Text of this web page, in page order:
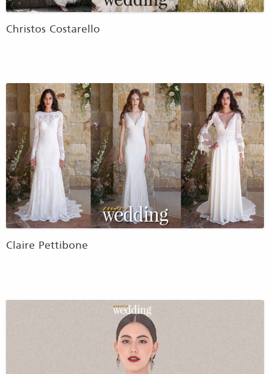
Christos Costarello
Claire Pettibone